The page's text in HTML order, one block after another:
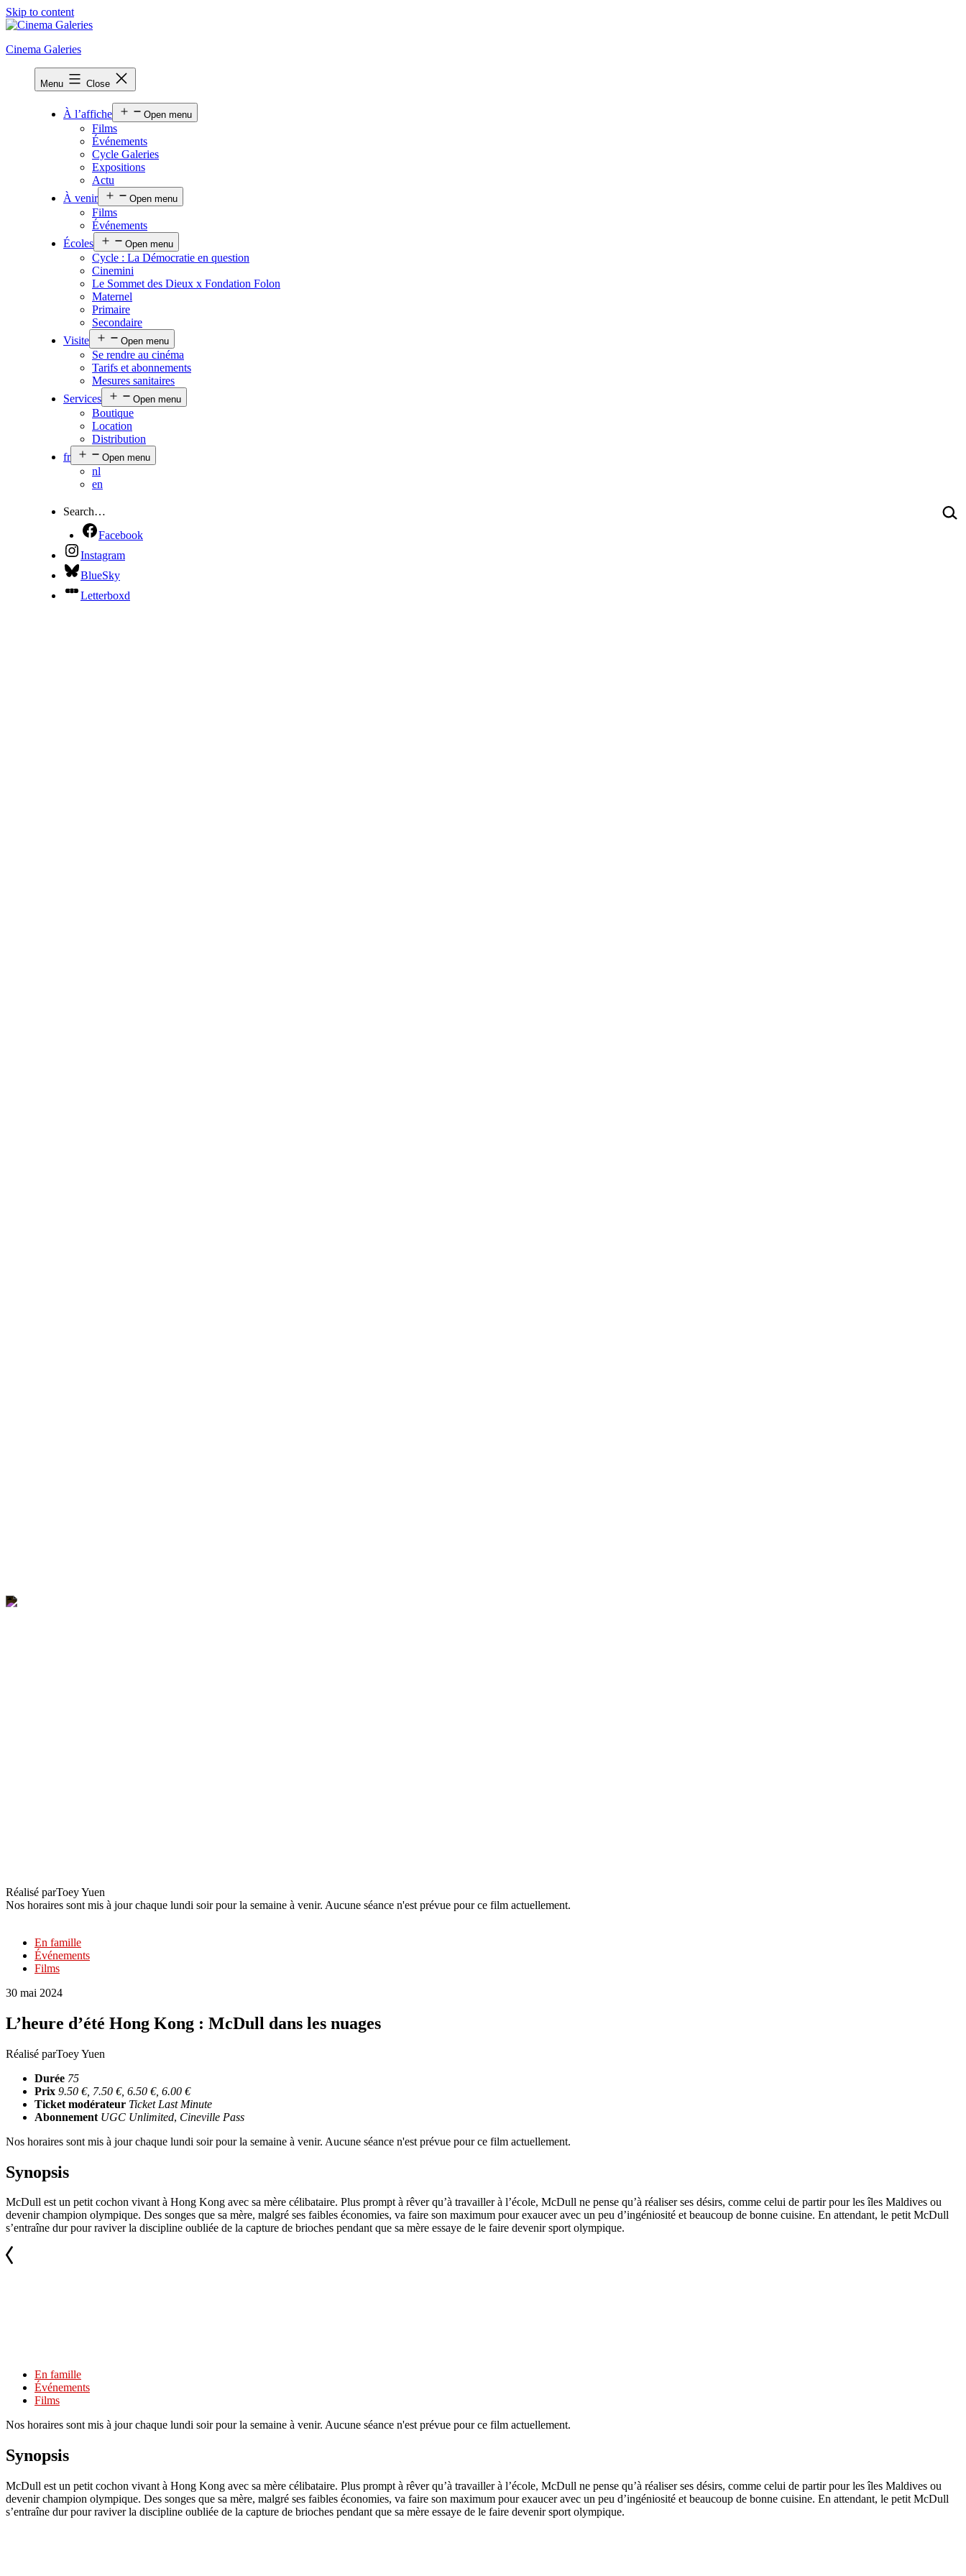
Skip to content
Cinema Galeries
Menu Close
À l’affiche Open menu
Films
Événements
Cycle Galeries
Expositions
Actu
À venir
Open menu
Films
Événements
Écoles
Open menu
Cycle : La Démocratie en question
Cinemini
Le Sommet des Dieux x Fondation Folon
Maternel
Primaire
Secondaire
Visite
Open menu
Se rendre au cinéma
Tarifs et abonnements
Mesures sanitaires
Services
Open menu
Boutique
Location
Distribution
fr
Open menu
nl
en
Search…
Facebook
Instagram
BlueSky
Letterboxd
Réalisé parToey Yuen
Nos horaires sont mis à jour chaque lundi soir pour la semaine à venir. Aucune séance n'est prévue pour ce film actuellement.
En famille
Événements
Films
30 mai 2024
L’heure d’été Hong Kong : McDull dans les nuages
Réalisé parToey Yuen
Durée 75
Prix 9.50 €, 7.50 €, 6.50 €, 6.00 €
Ticket modérateur Ticket Last Minute
Abonnement UGC Unlimited, Cineville Pass
Nos horaires sont mis à jour chaque lundi soir pour la semaine à venir. Aucune séance n'est prévue pour ce film actuellement.
Synopsis
McDull est un petit cochon vivant à Hong Kong avec sa mère célibataire. Plus prompt à rêver qu’à travailler à l’école, McDull ne pense qu’à réaliser ses désirs, comme celui de partir pour les îles Maldives ou
devenir champion olympique. Des songes que sa mère, malgré ses faibles économies, va faire son maximum pour exaucer avec un peu d’ingéniosité et beaucoup de bonne cuisine. En attendant, le petit McDull
s’entraîne dur pour raviver la discipline oubliée de la capture de brioches pendant que sa mère essaye de le faire devenir sport olympique.
En famille
Événements
Films
Nos horaires sont mis à jour chaque lundi soir pour la semaine à venir. Aucune séance n'est prévue pour ce film actuellement.
Synopsis
McDull est un petit cochon vivant à Hong Kong avec sa mère célibataire. Plus prompt à rêver qu’à travailler à l’école, McDull ne pense qu’à réaliser ses désirs, comme celui de partir pour les îles Maldives ou
devenir champion olympique. Des songes que sa mère, malgré ses faibles économies, va faire son maximum pour exaucer avec un peu d’ingéniosité et beaucoup de bonne cuisine. En attendant, le petit McDull
s’entraîne dur pour raviver la discipline oubliée de la capture de brioches pendant que sa mère essaye de le faire devenir sport olympique.